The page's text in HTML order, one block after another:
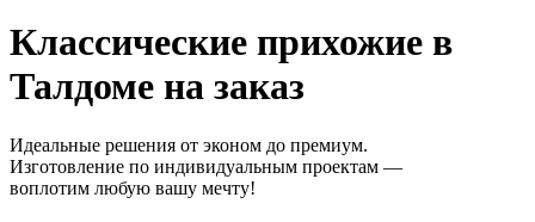
Классические прихожие в
Талдоме на заказ
Идеальные решения от эконом до премиум.
Изготовление по индивидуальным проектам —
воплотим любую вашу мечту!